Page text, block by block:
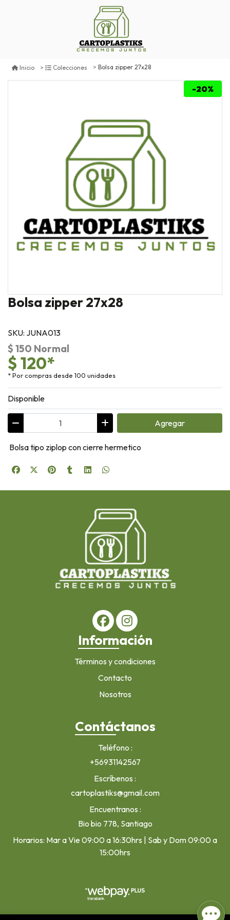
Inicio Colecciones Bolsa zipper 27x28
-20%
Bolsa zipper 27x28
SKU: JUNA013
$ 150 Normal
$ 120*
* Por compras desde 100 unidades
Disponible
Agregar
Bolsa tipo ziplop con cierre hermetico
Información
Términos y condiciones
Contacto
Nosotros
Contáctanos
Teléfono
+56931142567
Escríbenos
cartoplastiks@gmail.com
Encuentranos
Bio bio 778, Santiago
Horarios: Mar a Vie 09:00 a 16:30hrs | Sab y Dom 09:00 a
15:00hrs